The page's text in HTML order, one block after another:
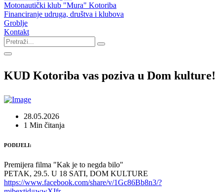
Motonautički klub "Mura" Kotoriba
Financiranje udruga, društva i klubova
Groblje
Kontakt
KUD Kotoriba vas poziva u Dom kulture!
28.05.2026
1 Min čitanja
PODIJELI:
Premijera filma "Kak je to negda bilo"
PETAK, 29.5. U 18 SATI, DOM KULTURE
https://www.facebook.com/share/v/1Gc86Bb8n3/?